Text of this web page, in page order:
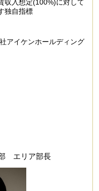
収入想定(100%)に対して
独自指標
アイケンホールディング
エリア部長